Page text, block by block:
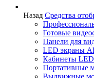
Назад Средства
Готовые
Панели для
LED экраны
Кабинеты LED
Портативные
Выдвижные